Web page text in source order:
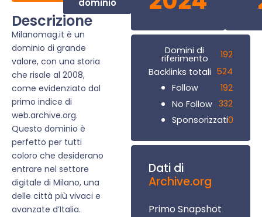
dominio
Descrizione
Milanomag.it è un
dominio di grande
valore, con una storia
che risale al 2008,
come evidenziato dal
primo indice di
web.archive.org.
Questo dominio è
perfetto per tutti
coloro che desiderano
entrare nel settore
digitale di Milano, una
delle città più vivaci e
avanzate d’Italia.
Domini di
riferimento
192
Backlinks totali 524
Follow
192
No Follow 332
Sponsorizzati0
Dati di
Archive.org
Primo Snapshot